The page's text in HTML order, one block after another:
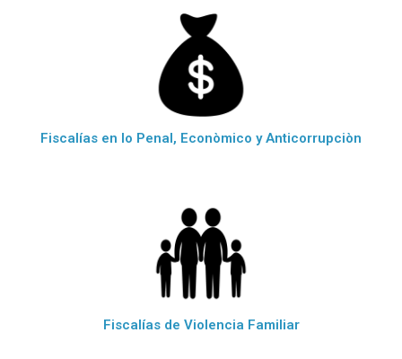
Fiscalías en lo Penal, Econòmico y Anticorrupciòn
Fiscalías de Violencia Familiar